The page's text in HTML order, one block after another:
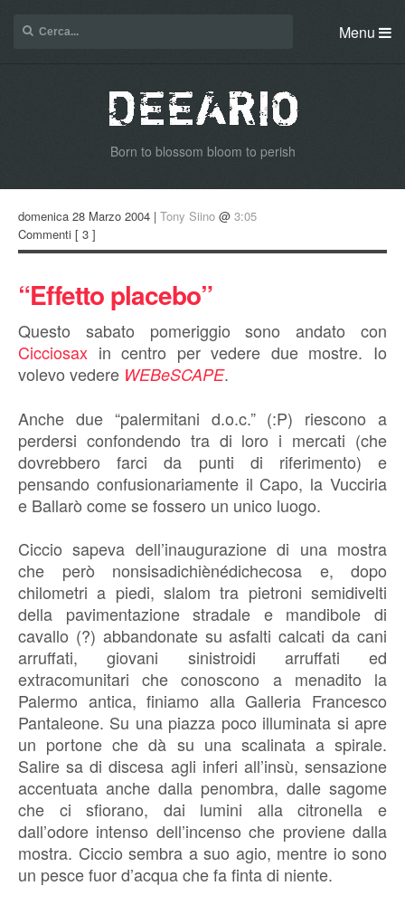
Menu
Born to blossom bloom to perish
domenica 28 Marzo 2004 | Tony Siino @ 3:05
Commenti [ 3 ]
“Effetto placebo”
Questo sabato pomeriggio sono andato con
Cicciosax in centro per vedere due mostre. Io
volevo vedere WEBeSCAPE.
Anche due “palermitani d.o.c.” (:P) riescono a
perdersi confondendo tra di loro i mercati (che
dovrebbero farci da punti di riferimento) e
pensando confusionariamente il Capo, la Vucciria
e Ballarò come se fossero un unico luogo.
Ciccio sapeva dell’inaugurazione di una mostra
che però nonsisadichiènédichecosa e, dopo
chilometri a piedi, slalom tra pietroni semidivelti
della pavimentazione stradale e mandibole di
cavallo (?) abbandonate su asfalti calcati da cani
arruffati, giovani sinistroidi arruffati ed
extracomunitari che conoscono a menadito la
Palermo antica, finiamo alla Galleria Francesco
Pantaleone. Su una piazza poco illuminata si apre
un portone che dà su una scalinata a spirale.
Salire sa di discesa agli inferi all’insù, sensazione
accentuata anche dalla penombra, dalle sagome
che ci sfiorano, dai lumini alla citronella e
dall’odore intenso dell’incenso che proviene dalla
mostra. Ciccio sembra a suo agio, mentre io sono
un pesce fuor d’acqua che fa finta di niente.